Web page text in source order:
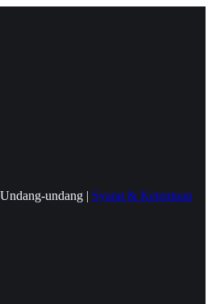
undang | Syarat & Ketentuan